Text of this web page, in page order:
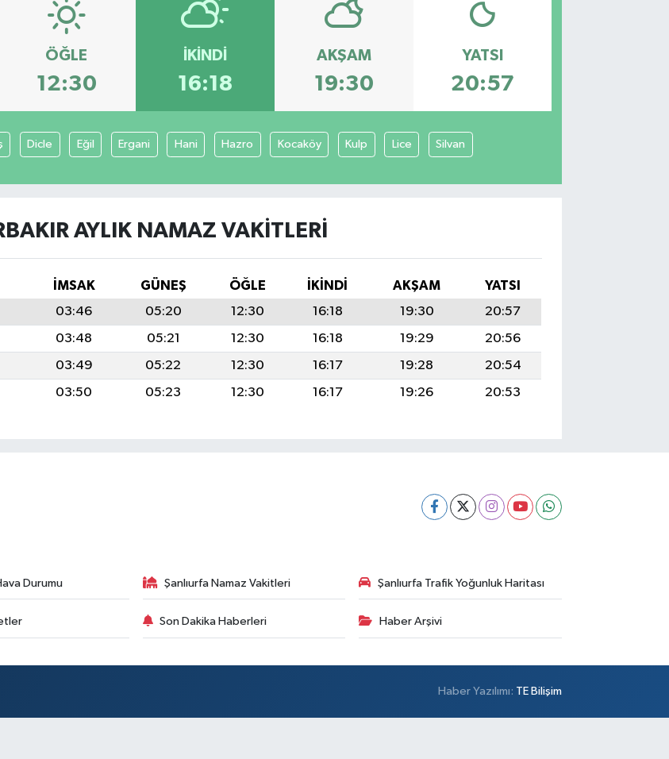
ÖĞLE
12:30
İKINDI
16:18
AKŞAM
19:30
YATSI
20:57
Dicle Eğil Ergani Hani Hazro Kocaköy Kulp Lice Silvan
AYLIK NAMAZ VAKITLERI
İMSAK GÜNEŞ ÖĞLE İKINDI AKŞAM
YATSI
03:46 05:20 12:30 16:18 19:30
20:57
03:48 05:21 12:30 16:18 19:29
20:56
03:49 05:22 12:30 16:17 19:28
20:54
03:50 05:23 12:30 16:17 19:26 20:53
Durumu Şanlıurfa Namaz Vakitleri Şanlıurfa Trafik Yoğunluk Haritası
Son Dakika Haberleri Haber Arşivi
Haber Yazılımı: TE Bilişim